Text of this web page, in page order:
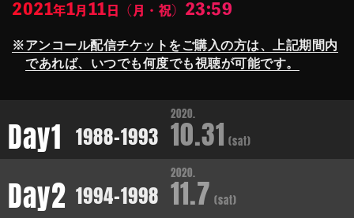
2021年1月 11 日（月・祝） 23:59
※アンコール配信チケットをご購入の方は、上記期間内
であれば、いつでも何度でも視聴が可能です。
Day1 1988-1993
2020.
10.31 (sat)
Day2 1994-1998
2020.
11.7 (sat)